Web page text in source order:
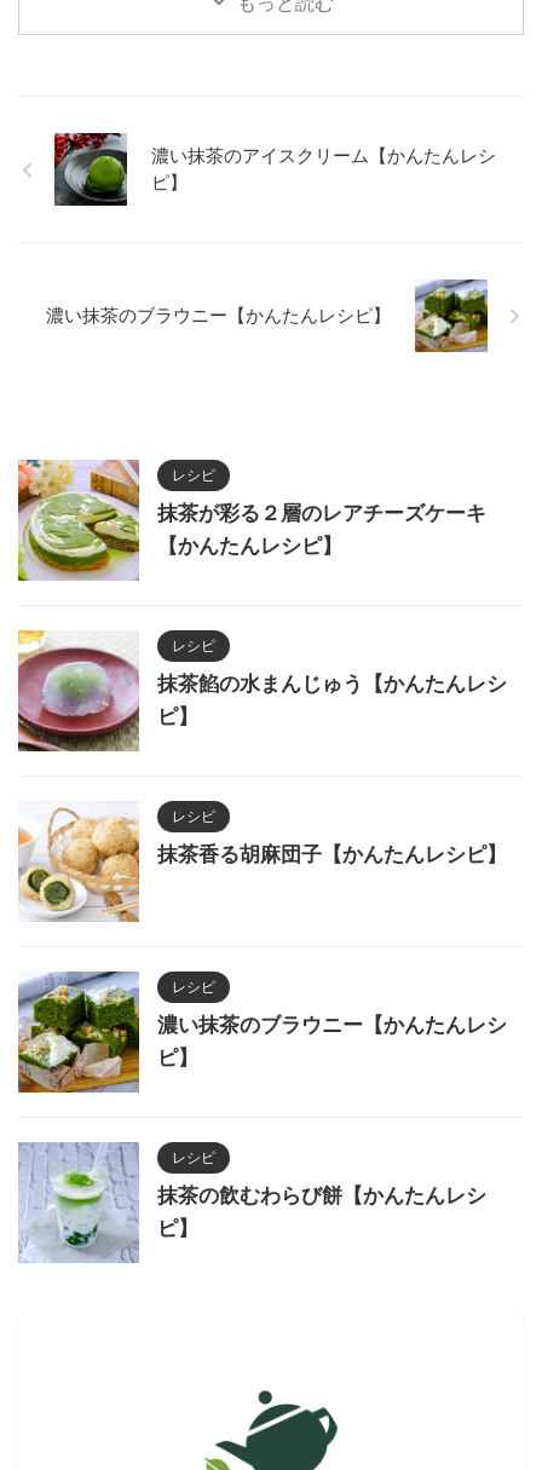
溶けるまでよく混ぜる。 ２ 卵黄
ときび砂糖は別のボウルに入れ、
よくかき混ぜる。 ３ ②に生クリ
て、ゴムベラで滑らかになるまで
混ぜる。 ２ ①に粉糖をふるい入
濃い抹茶のアイスクリーム【かんたんレシ
ピ】
濃い抹茶のブラウニー【かんたんレシピ】
レシピ
抹茶が彩る２層のレアチーズケーキ
【かんたんレシピ】
レシピ
抹茶餡の水まんじゅう【かんたんレシ
ピ】
レシピ
抹茶香る胡麻団子【かんたんレシピ】
レシピ
濃い抹茶のブラウニー【かんたんレシ
ピ】
レシピ
抹茶の飲むわらび餅【かんたんレシ
ピ】